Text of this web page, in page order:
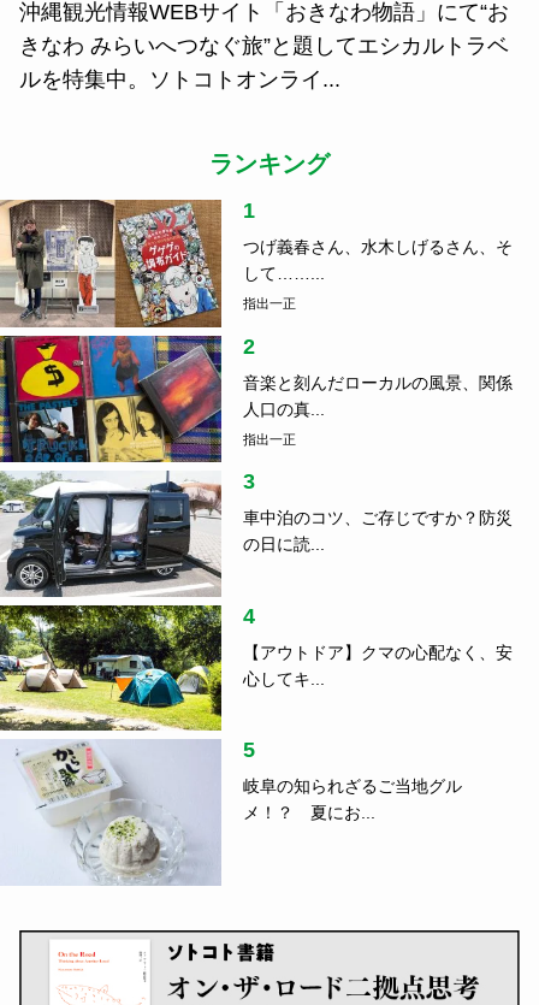
沖縄観光情報WEBサイト「おきなわ物語」にて“お
きなわ みらいへつなぐ旅”と題してエシカルトラベ
ルを特集中。ソトコトオンライ...
ランキング
1
つげ義春さん、水木しげるさん、そ
して……...
指出一正
2
音楽と刻んだローカルの風景、関係
人口の真...
指出一正
3
車中泊のコツ、ご存じですか？防災
の日に読...
4
【アウトドア】クマの心配なく、安
心してキ...
5
岐阜の知られざるご当地グル
メ！？ 夏にお...